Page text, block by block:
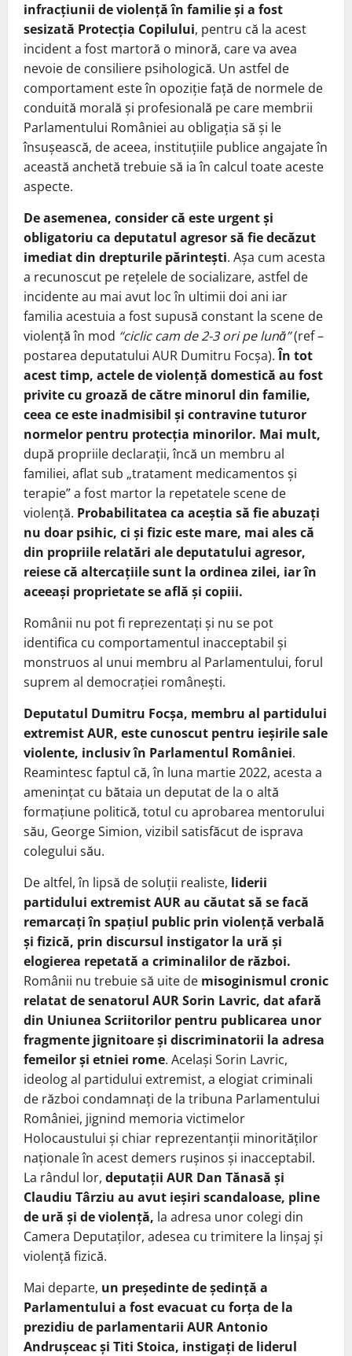
infracțiunii de violență în familie și a fost
sesizată Protecția Copilului, pentru că la acest
incident a fost martoră o minoră, care va avea
nevoie de consiliere psihologică. Un astfel de
comportament este în opoziție față de normele de
conduită morală și profesională pe care membrii
Parlamentului României au obligația să și le
însușească, de aceea, instituțiile publice angajate în
această anchetă trebuie să ia în calcul toate aceste
aspecte.
De asemenea, consider că este urgent și
obligatoriu ca deputatul agresor să fie decăzut
imediat din drepturile părintești. Așa cum acesta
a recunoscut pe rețelele de socializare, astfel de
incidente au mai avut loc în ultimii doi ani iar
familia acestuia a fost supusă constant la scene de
violență în mod “ciclic cam de 2-3 ori pe lună”(ref –
postarea deputatului AUR Dumitru Focșa).În tot
acest timp, actele de violență domestică au fost
privite cu groază de către minorul din familie,
ceea ce este inadmisibil și contravine tuturor
normelor pentru protecția minorilor. Mai mult,
după propriile declarații, încă un membru al
familiei, aflat sub „tratament medicamentos și
terapie” a fost martor la repetatele scene de
violență. Probabilitatea ca aceștia să fie abuzați
nu doar psihic, ci și fizic este mare, mai ales că
din propriile relatări ale deputatului agresor,
reiese că altercațiile sunt la ordinea zilei, iar în
aceeași proprietate se află și copiii.
Românii nu pot fi reprezentați și nu se pot
identifica cu comportamentul inacceptabil și
monstruos al unui membru al Parlamentului, forul
suprem al democrației românești.
Deputatul Dumitru Focșa, membru al partidului
extremist AUR, este cunoscut pentru ieșirile sale
violente, inclusiv în Parlamentul României.
Reamintesc faptul că, în luna martie 2022, acesta a
amenințat cu bătaia un deputat de la o altă
formațiune politică, totul cu aprobarea mentorului
său, George Simion, vizibil satisfăcut de isprava
colegului său.
De altfel, în lipsă de soluții realiste, liderii
partidului extremist AUR au căutat să se facă
remarcați în spațiul public prin violență verbală
și fizică, prin discursul instigator la ură și
elogierea repetată a criminalilor de război.
Românii nu trebuie să uite de misoginismul cronic
relatat de senatorul AUR Sorin Lavric, dat afară
din Uniunea Scriitorilor pentru publicarea unor
fragmente jignitoare și discriminatorii la adresa
femeilor și etniei rome. Același Sorin Lavric,
ideolog al partidului extremist, a elogiat criminali
de război condamnați de la tribuna Parlamentului
României, jignind memoria victimelor
Holocaustului și chiar reprezentanții minorităților
naționale în acest demers rușinos și inacceptabil.
La rândul lor, deputații AUR Dan Tănasă și
Claudiu Târziu au avut ieșiri scandaloase, pline
de ură și de violență, la adresa unor colegi din
Camera Deputaților, adesea cu trimitere la linșaj și
violență fizică.
Mai departe, un președinte de ședință a
Parlamentului a fost evacuat cu forța de la
prezidiu de parlamentarii AUR Antonio
Andrușceac și Titi Stoica, instigați de liderul